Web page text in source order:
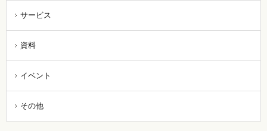
サービス
資料
イベント
その他